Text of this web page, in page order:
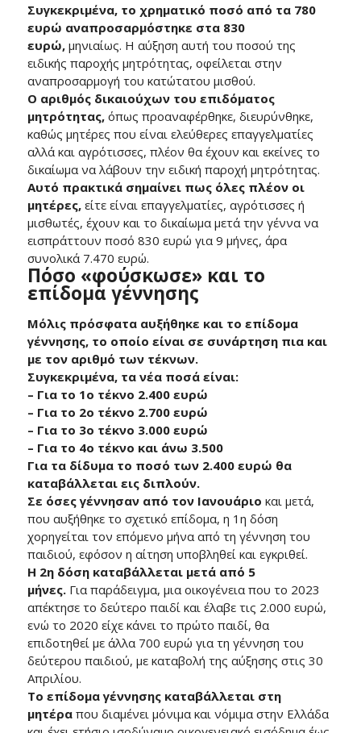
Συγκεκριμένα, το χρηματικό ποσό από τα 780
ευρώ αναπροσαρμόστηκε στα 830
ευρώ, μηνιαίως. Η αύξηση αυτή του ποσού της
ειδικής παροχής μητρότητας, οφείλεται στην
αναπροσαρμογή του κατώτατου μισθού.
Ο αριθμός δικαιούχων του επιδόματος
μητρότητας, όπως προαναφέρθηκε, διευρύνθηκε,
καθώς μητέρες που είναι ελεύθερες επαγγελματίες
αλλά και αγρότισσες, πλέον θα έχουν και εκείνες το
δικαίωμα να λάβουν την ειδική παροχή μητρότητας.
Αυτό πρακτικά σημαίνει πως όλες πλέον οι
μητέρες, είτε είναι επαγγελματίες, αγρότισσες ή
μισθωτές, έχουν και το δικαίωμα μετά την γέννα να
εισπράττουν ποσό 830 ευρώ για 9 μήνες, άρα
συνολικά 7.470 ευρώ.
Πόσο «φούσκωσε» και το
επίδομα γέννησης
Μόλις πρόσφατα αυξήθηκε και το επίδομα
γέννησης, το οποίο είναι σε συνάρτηση πια και
με τον αριθμό των τέκνων.
Συγκεκριμένα, τα νέα ποσά είναι:
– Για το 1ο τέκνο 2.400 ευρώ
– Για το 2ο τέκνο 2.700 ευρώ
– Για το 3ο τέκνο 3.000 ευρώ
– Για το 4ο τέκνο και άνω 3.500
Για τα δίδυμα το ποσό των 2.400 ευρώ θα
καταβάλλεται εις διπλούν.
Σε όσες γέννησαν από τον Ιανουάριο και μετά,
που αυξήθηκε το σχετικό επίδομα, η 1η δόση
χορηγείται τον επόμενο μήνα από τη γέννηση του
παιδιού, εφόσον η αίτηση υποβληθεί και εγκριθεί.
Η 2η δόση καταβάλλεται μετά από 5
μήνες. Για παράδειγμα, μια οικογένεια που το 2023
απέκτησε το δεύτερο παιδί και έλαβε τις 2.000 ευρώ,
ενώ το 2020 είχε κάνει το πρώτο παιδί, θα
επιδοτηθεί με άλλα 700 ευρώ για τη γέννηση του
δεύτερου παιδιού, με καταβολή της αύξησης στις 30
Απριλίου.
Το επίδομα γέννησης καταβάλλεται στη
μητέρα που διαμένει μόνιμα και νόμιμα στην Ελλάδα